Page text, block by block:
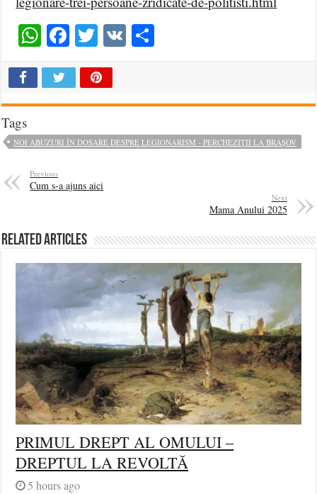
WhatsApp
Facebook
Twitter
VK
Tags
NOI ABUZURI ÎN DOSARE DESPRE LEGIONARISM - PERCHEZIȚII LA BRAȘOV
Previous
Cum s-a ajuns aici
Next
Mama Anului 2025
Related Articles
PRIMUL DREPT AL OMULUI –
DREPTUL LA REVOLTĂ
5 hours ago